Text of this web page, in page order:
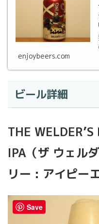
enjoybeers.com
ビール詳細
THE
IPA（ザ ウェル
リー : アイピー
Save